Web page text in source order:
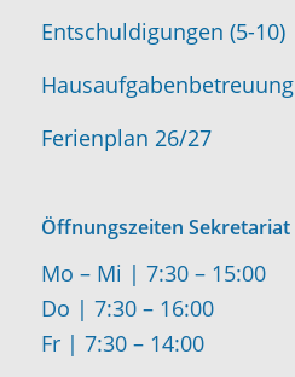
Entschuldigungen (5-10)
Hausaufgabenbetreuung
Ferienplan 26/27
Öffnungszeiten Sekretariat
Mo – Mi | 7:30 – 15:00
Do | 7:30 – 16:00
Fr | 7:30 – 14:00